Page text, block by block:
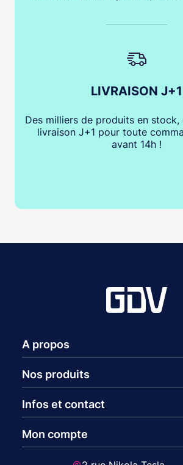
LIVRAISON J+1
Des milliers de produits en stock,
livraison J+1 pour toute
avant 14h !
A propos
Nos produits
Infos et contact
Mon compte